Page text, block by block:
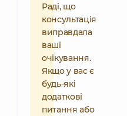
Раді, що
консультація
виправдала
ваші
очікування.
Якщо у вас є
будь-які
додаткові
питання або